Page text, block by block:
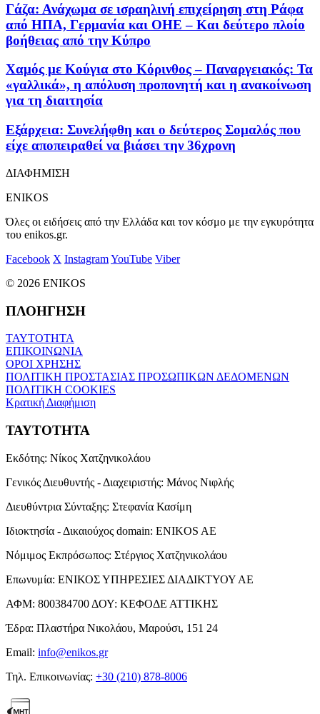
Γάζα: Ανάχωμα σε ισραηλινή επιχείρηση στη Ράφα
από ΗΠΑ, Γερμανία και ΟΗΕ – Και δεύτερο πλοίο
βοήθειας από την Κύπρο
Χαμός με Κούγια στο Κόρινθος – Παναργειακός: Τα
«γαλλικά», η απόλυση προπονητή και η ανακοίνωση
για τη διαιτησία
Εξάρχεια: Συνελήφθη και ο δεύτερος Σομαλός που
είχε αποπειραθεί να βιάσει την 36χρονη
ΔΙΑΦΗΜΙΣΗ
ENIKOS
Όλες οι ειδήσεις από την Ελλάδα και τον κόσμο με την εγκυρότητα
του enikos.gr.
Facebook X InstagramYouTube Viber
© 2026 ENIKOS
ΠΛΟΗΓΗΣΗ
ΤΑΥΤΟΤΗΤΑ
ΕΠΙΚΟΙΝΩΝΙΑ
ΟΡΟΙ ΧΡΗΣΗΣ
ΠΟΛΙΤΙΚΗ ΠΡΟΣΤΑΣΙΑΣ ΠΡΟΣΩΠΙΚΩΝ ΔΕΔΟΜΕΝΩΝ
ΠΟΛΙΤΙΚΗ COOKIES
Κρατική Διαφήμιση
ΤΑΥΤΟΤΗΤΑ
Εκδότης: Νίκος Χατζηνικολάου
Γενικός Διευθυντής - Διαχειριστής: Μάνος Νιφλής
Διευθύντρια Σύνταξης: Στεφανία Κασίμη
Ιδιοκτησία - Δικαιούχος domain: ENIKOS AE
Νόμιμος Εκπρόσωπος: Στέργιος Χατζηνικολάου
Επωνυμία: ΕΝΙΚΟΣ ΥΠΗΡΕΣΙΕΣ ΔΙΑΔΙΚΤΥΟΥ ΑΕ
ΑΦΜ: 800384700 ΔΟΥ: ΚΕΦΟΔΕ ΑΤΤΙΚΗΣ
Έδρα: Πλαστήρα Νικολάου, Μαρούσι, 151 24
Email: info@enikos.gr
Τηλ. Επικοινωνίας: +30 (210) 878-8006